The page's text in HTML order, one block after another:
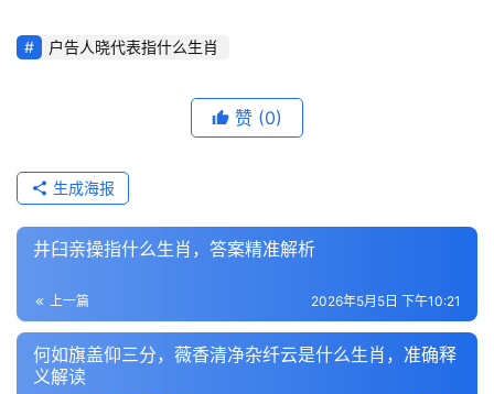
户告人晓代表指什么生肖
赞 (0)
生成海报
井臼亲操指什么生肖，答案精准解析
上一篇 2026年5月5日 下午10:21
何如旗盖仰三分，薇香清净杂纤云是什么生肖，准确释
义解读